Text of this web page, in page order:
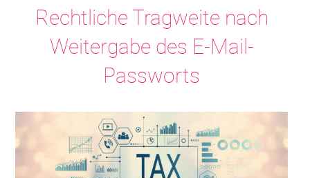
Rechtliche Tragweite nach
Weitergabe des E-Mail-
Passworts